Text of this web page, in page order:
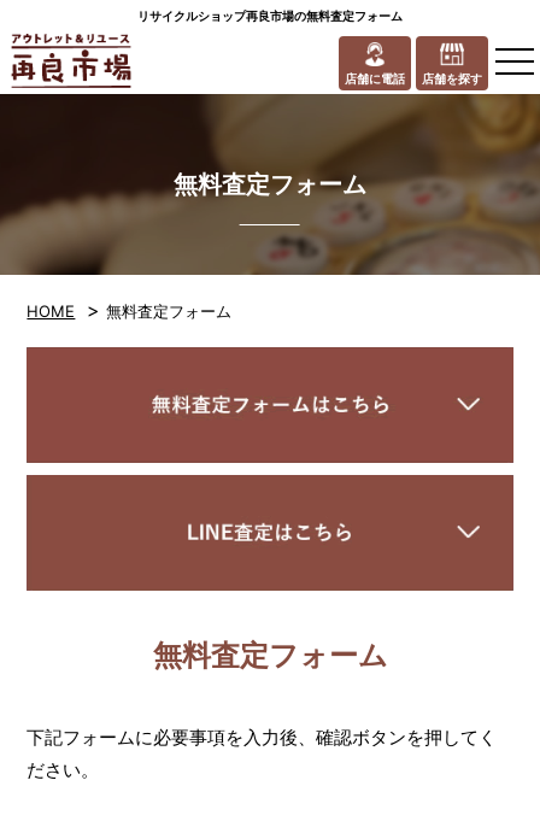
リサイクルショップ再良市場の無料査定フォーム
店舗に電話 店舗を探す
無料査定フォーム
HOME >無料査定フォーム
無料査定フォーム
下記フォームに必要事項を入力後、確認ボタンを押してく
ださい。